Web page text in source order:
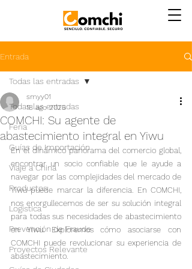
Entrada
Todas las entradas
Feria
Guías de Importación
Viaje a China
Productos
Logistica
Prevención de Fraude
Proyectos Relevante
Todas las entradas
COMCHI: Su agente de
abastecimiento integral en Yiwu
smyy01
18 ago 2025
En el dinámico panorama del comercio global,
encontrar un socio confiable que le ayude a
navegar por las complejidades del mercado de
Yiwu puede marcar la diferencia. En COMCHI,
nos enorgullecemos de ser su solución integral
para todas sus necesidades de abastecimiento
en Yiwu. Exploremos cómo asociarse con
COMCHI puede revolucionar su experiencia de
abastecimiento.